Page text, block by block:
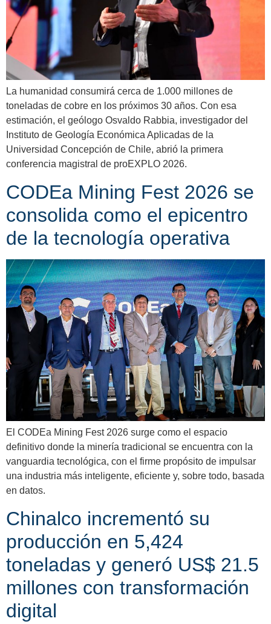
La humanidad consumirá cerca de 1.000 millones de
toneladas de cobre en los próximos 30 años. Con esa
estimación, el geólogo Osvaldo Rabbia, investigador del
Instituto de Geología Económica Aplicadas de la
Universidad Concepción de Chile, abrió la primera
conferencia magistral de proEXPLO 2026.
CODEa Mining Fest 2026 se
consolida como el epicentro
de la tecnología operativa
El CODEa Mining Fest 2026 surge como el espacio
definitivo donde la minería tradicional se encuentra con la
vanguardia tecnológica, con el firme propósito de impulsar
una industria más inteligente, eficiente y, sobre todo, basada
en datos.
Chinalco incrementó su
producción en 5,424
toneladas y generó US$ 21.5
millones con transformación
digital